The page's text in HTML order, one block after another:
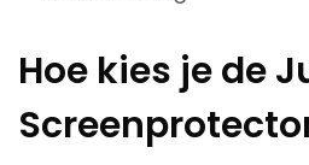
Hoe kies je de